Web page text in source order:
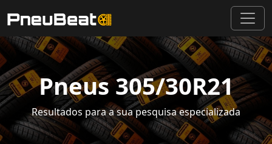
Pneus 305/30R21
Resultados para a sua pesquisa especializada